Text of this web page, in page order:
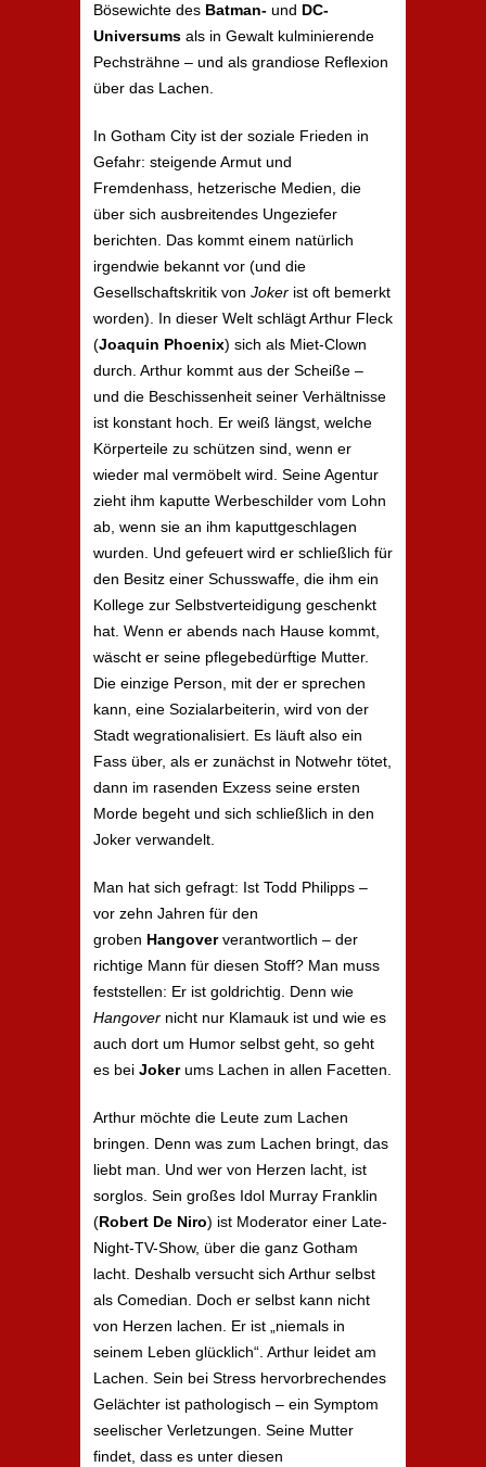
Bösewichte des Batman- und DC-
Universums als in Gewalt kulminierende
Pechsträhne – und als grandiose Reflexion
über das Lachen.
In Gotham City ist der soziale Frieden in
Gefahr: steigende Armut und
Fremdenhass, hetzerische Medien, die
über sich ausbreitendes Ungeziefer
berichten. Das kommt einem natürlich
irgendwie bekannt vor (und die
Gesellschaftskritik von Joker ist oft bemerkt
worden). In dieser Welt schlägt Arthur Fleck
(Joaquin Phoenix) sich als Miet-Clown
durch. Arthur kommt aus der Scheiße –
und die Beschissenheit seiner Verhältnisse
ist konstant hoch. Er weiß längst, welche
Körperteile zu schützen sind, wenn er
wieder mal vermöbelt wird. Seine Agentur
zieht ihm kaputte Werbeschilder vom Lohn
ab, wenn sie an ihm kaputtgeschlagen
wurden. Und gefeuert wird er schließlich für
den Besitz einer Schusswaffe, die ihm ein
Kollege zur Selbstverteidigung geschenkt
hat. Wenn er abends nach Hause kommt,
wäscht er seine pflegebedürftige Mutter.
Die einzige Person, mit der er sprechen
kann, eine Sozialarbeiterin, wird von der
Stadt wegrationalisiert. Es läuft also ein
Fass über, als er zunächst in Notwehr tötet,
dann im rasenden Exzess seine ersten
Morde begeht und sich schließlich in den
Joker verwandelt.
Man hat sich gefragt: Ist Todd Philipps –
vor zehn Jahren für den
groben Hangoververantwortlich – der
richtige Mann für diesen Stoff? Man muss
feststellen: Er ist goldrichtig. Denn wie
Hangover nicht nur Klamauk ist und wie es
auch dort um Humor selbst geht, so geht
es bei Jokerums Lachen in allen Facetten.
Arthur möchte die Leute zum Lachen
bringen. Denn was zum Lachen bringt, das
liebt man. Und wer von Herzen lacht, ist
sorglos. Sein großes Idol Murray Franklin
(Robert De Niro) ist Moderator einer Late-
Night-TV-Show, über die ganz Gotham
lacht. Deshalb versucht sich Arthur selbst
als Comedian. Doch er selbst kann nicht
von Herzen lachen. Er ist „niemals in
seinem Leben glücklich“. Arthur leidet am
Lachen. Sein bei Stress hervorbrechendes
Gelächter ist pathologisch – ein Symptom
seelischer Verletzungen. Seine Mutter
findet, dass es unter diesen